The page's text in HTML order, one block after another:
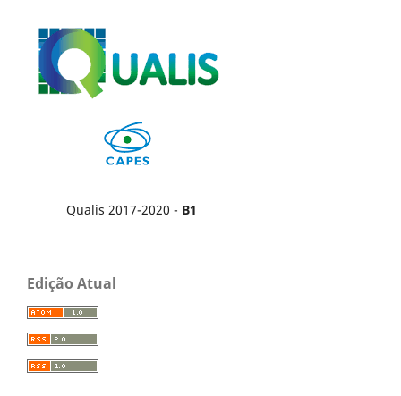
Qualis 2017-2020 - B1
Edição Atual